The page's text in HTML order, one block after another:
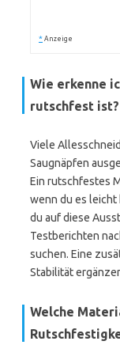
* Anzeige
Wie erkenne
rutschfest ist?
Viele
Saugnäpfen
Ein rutschfestes
wenn du es leicht
du auf diese
Testberichten
suchen. Eine
Stabilität
Welche